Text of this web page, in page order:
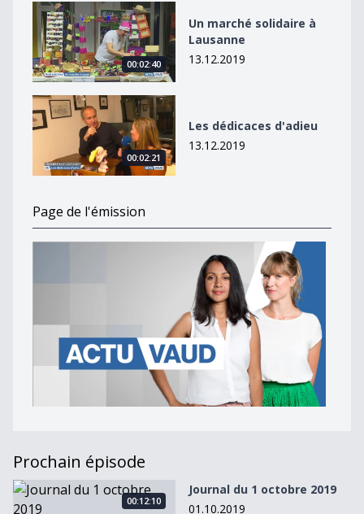
Un marché solidaire à Lausanne
00:02:40
Un marché solidaire à
Lausanne
13.12.2019
Les dédicaces d&#039;adieu
00:02:21
Les dédicaces d'adieu
13.12.2019
Page de l'émission
Prochain épisode
Journal du 1 octobre 2019
00:12:10
Journal du 1 octobre 2019
01.10.2019